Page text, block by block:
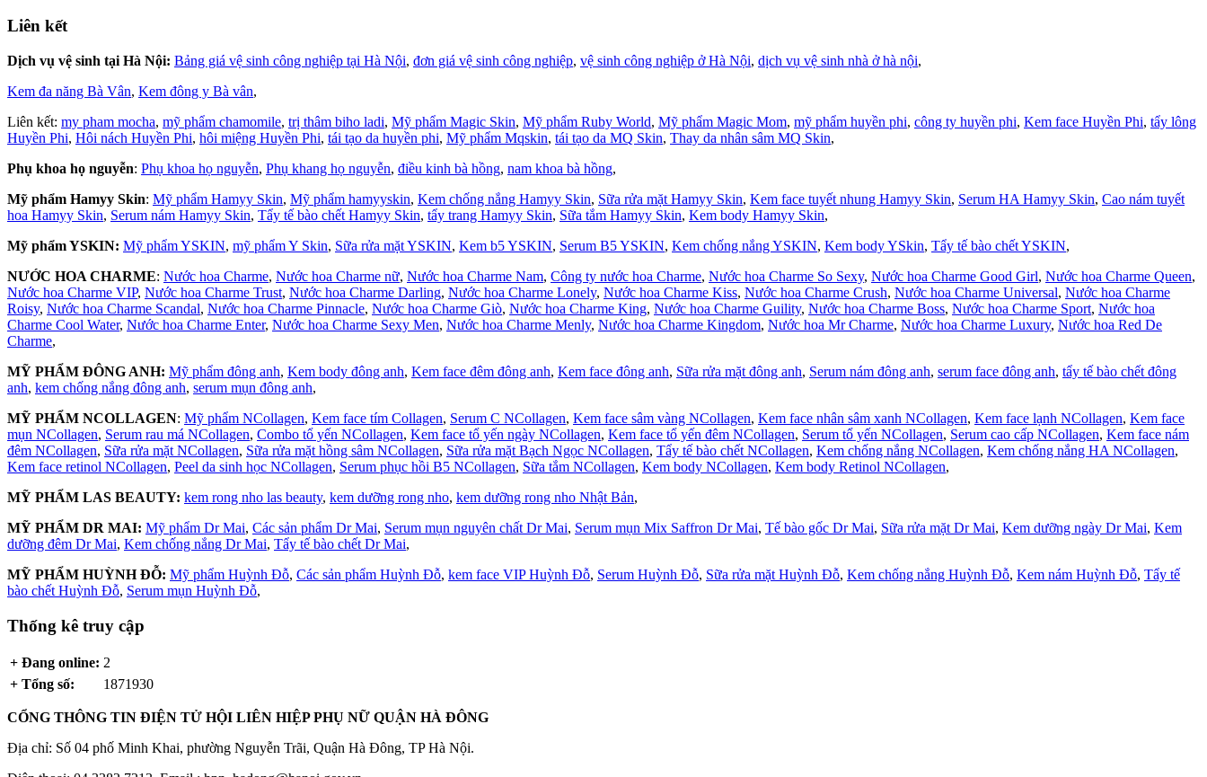
Liên kết
Dịch vụ vệ sinh tại Hà Nội: Bảng giá vệ sinh công nghiệp tại Hà Nội, đơn giá vệ sinh công nghiệp, vệ sinh công nghiệp ở Hà Nội, dịch vụ vệ sinh nhà ở hà nội,
Kem đa năng Bà Vân, Kem đông y Bà vân,
Liên kết: my pham mocha, mỹ phẩm chamomile, trị thâm biho ladi, Mỹ phẩm Magic Skin, Mỹ phẩm Ruby World, Mỹ phẩm Magic Mom, mỹ phẩm huyền phi, công ty huyền phi, Kem face Huyền Phi, tẩy lông
Huyền Phi, Hôi nách Huyền Phi, hôi miệng Huyền Phi, tái tạo da huyền phi, Mỹ phẩm Mqskin, tái tạo da MQ Skin, Thay da nhân sâm MQ Skin,
Phụ khoa họ nguyễn: Phụ khoa họ nguyễn, Phụ khang họ nguyễn, điều kinh bà hồng, nam khoa bà hồng,
Mỹ phẩm Hamyy Skin: Mỹ phẩm Hamyy Skin, Mỹ phẩm hamyyskin, Kem chống nắng Hamyy Skin, Sữa rửa mặt Hamyy Skin, Kem face tuyết nhung Hamyy Skin, Serum HA Hamyy Skin, Cao nám tuyết
hoa Hamyy Skin, Serum nám Hamyy Skin, Tẩy tế bào chết Hamyy Skin, tẩy trang Hamyy Skin, Sữa tắm Hamyy Skin, Kem body Hamyy Skin,
Mỹ phẩm YSKIN: Mỹ phẩm YSKIN, mỹ phẩm Y Skin, Sữa rửa mặt YSKIN, Kem b5 YSKIN, Serum B5 YSKIN, Kem chống nắng YSKIN, Kem body YSkin, Tẩy tế bào chết YSKIN,
NƯỚC HOA CHARME: Nước hoa Charme, Nước hoa Charme nữ, Nước hoa Charme Nam, Công ty nước hoa Charme, Nước hoa Charme So Sexy, Nước hoa Charme Good Girl, Nước hoa Charme Queen,
Nước hoa Charme VIP, Nước hoa Charme Trust, Nước hoa Charme Darling, Nước hoa Charme Lonely, Nước hoa Charme Kiss, Nước hoa Charme Crush, Nước hoa Charme Universal, Nước hoa Charme
Roisy, Nước hoa Charme Scandal, Nước hoa Charme Pinnacle, Nước hoa Charme Giò, Nước hoa Charme King, Nước hoa Charme Guility, Nước hoa Charme Boss, Nước hoa Charme Sport, Nước hoa
Charme Cool Water, Nước hoa Charme Enter, Nước hoa Charme Sexy Men, Nước hoa Charme Menly, Nước hoa Charme Kingdom, Nước hoa Mr Charme, Nước hoa Charme Luxury, Nước hoa Red De
Charme,
MỸ PHẨM ĐÔNG ANH: Mỹ phẩm đông anh, Kem body đông anh, Kem face đêm đông anh, Kem face đông anh, Sữa rửa mặt đông anh, Serum nám đông anh, serum face đông anh, tẩy tế bào chết đông
anh, kem chống nắng đông anh, serum mụn đông anh,
MỸ PHẨM NCOLLAGEN: Mỹ phẩm NCollagen, Kem face tím Collagen, Serum C NCollagen, Kem face sâm vàng NCollagen, Kem face nhân sâm xanh NCollagen, Kem face lạnh NCollagen, Kem face
mụn NCollagen, Serum rau má NCollagen, Combo tổ yến NCollagen, Kem face tổ yến ngày NCollagen, Kem face tổ yến đêm NCollagen, Serum tổ yến NCollagen, Serum cao cấp NCollagen, Kem face nám
đêm NCollagen, Sữa rửa mặt NCollagen, Sữa rửa mặt hồng sâm NCollagen, Sữa rửa mặt Bạch Ngọc NCollagen, Tẩy tế bào chết NCollagen, Kem chống nắng NCollagen, Kem chống nắng HA NCollagen,
Kem face retinol NCollagen, Peel da sinh học NCollagen, Serum phục hồi B5 NCollagen, Sữa tắm NCollagen, Kem body NCollagen, Kem body Retinol NCollagen,
MỸ PHẨM LAS BEAUTY: kem rong nho las beauty, kem dưỡng rong nho, kem dưỡng rong nho Nhật Bản,
MỸ PHẨM DR MAI: Mỹ phẩm Dr Mai, Các sản phẩm Dr Mai, Serum mụn nguyên chất Dr Mai, Serum mụn Mix Saffron Dr Mai, Tế bào gốc Dr Mai, Sữa rửa mặt Dr Mai, Kem dưỡng ngày Dr Mai, Kem
dưỡng đêm Dr Mai, Kem chống nắng Dr Mai, Tẩy tế bào chết Dr Mai,
MỸ PHẨM HUỲNH ĐỖ: Mỹ phẩm Huỳnh Đỗ, Các sản phẩm Huỳnh Đỗ, kem face VIP Huỳnh Đỗ, Serum Huỳnh Đỗ, Sữa rửa mặt Huỳnh Đỗ, Kem chống nắng Huỳnh Đỗ, Kem nám Huỳnh Đỗ, Tẩy tế
bào chết Huỳnh Đỗ, Serum mụn Huỳnh Đỗ,
Thống kê truy cập
+ Đang online: 2
+ Tổng số:
1871930
CỔNG THÔNG TIN ĐIỆN TỬ HỘI LIÊN HIỆP PHỤ NỮ QUẬN HÀ ĐÔNG
Địa chỉ: Số 04 phố Minh Khai, phường Nguyễn Trãi, Quận Hà Đông, TP Hà Nội.